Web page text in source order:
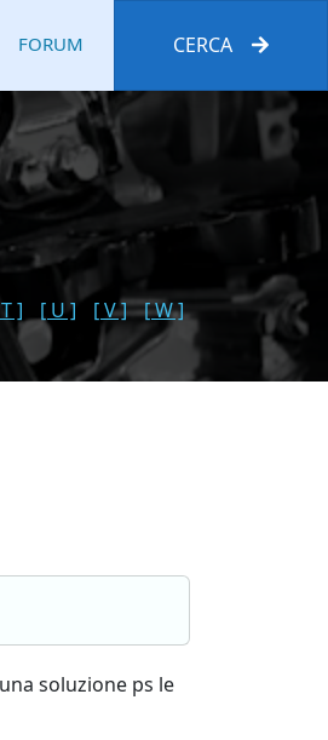
FORUM CERCA
] [ U ] [ V ]
[ W ]
soluzione ps le